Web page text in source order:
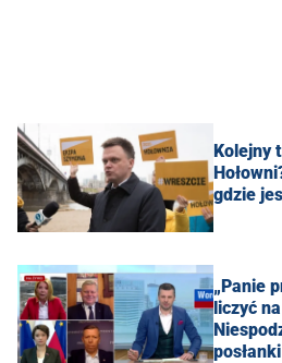
Kolejny
gdzie
„Panie
liczyć